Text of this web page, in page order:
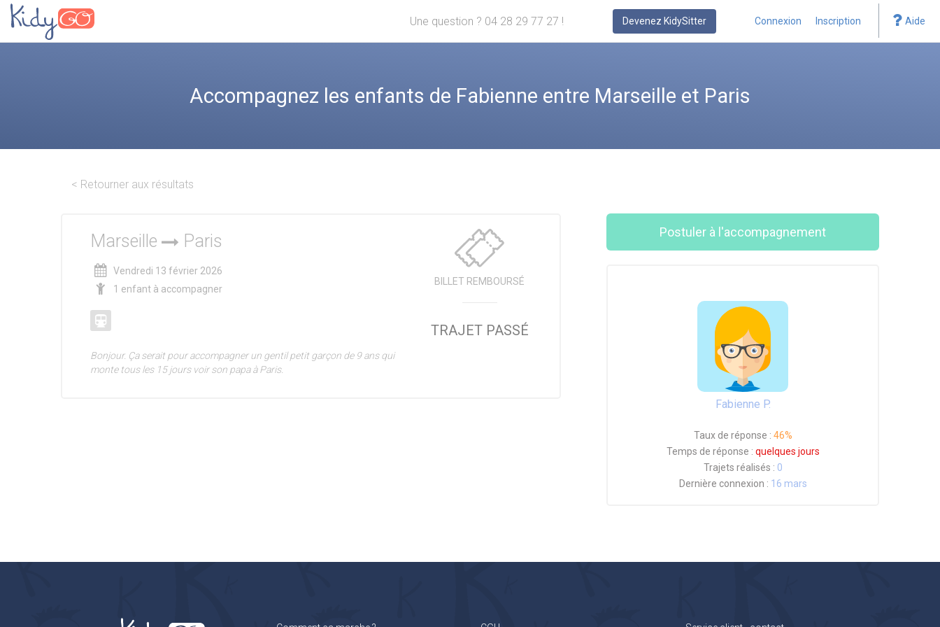
Une question ? 04 28 29 77 27 ! Devenez KidySitter Connexion Inscription Aide
Accompagnez les enfants de Fabienne entre Marseille et Paris
< Retourner aux résultats
Marseille Paris
Vendredi 13 février 2026
1 enfant à accompagner
Bonjour. Ça serait pour accompagner un gentil petit garçon de 9 ans qui
monte tous les 15 jours voir son papa à Paris.
BILLET REMBOURSÉ
TRAJET PASSÉ
Postuler à l'accompagnement
Fabienne P.
Taux de réponse : 46%
Temps de réponse : quelques jours
Trajets réalisés : 0
Dernière connexion : 16 mars